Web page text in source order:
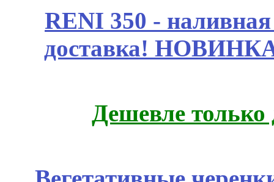
RENI 350 -
доставка!
Дешевле